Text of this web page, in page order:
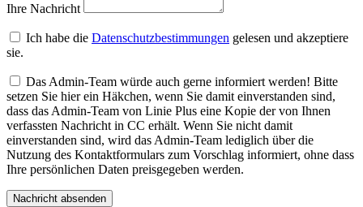
Ihre Nachricht
Ich habe die Datenschutzbestimmungen gelesen und akzeptiere
sie.
Das Admin-Team würde auch gerne informiert werden! Bitte
setzen Sie hier ein Häkchen, wenn Sie damit einverstanden sind,
dass das Admin-Team von Linie Plus eine Kopie der von Ihnen
verfassten Nachricht in CC erhält. Wenn Sie nicht damit
einverstanden sind, wird das Admin-Team lediglich über die
Nutzung des Kontaktformulars zum Vorschlag informiert, ohne dass
Ihre persönlichen Daten preisgegeben werden.
Nachricht absenden